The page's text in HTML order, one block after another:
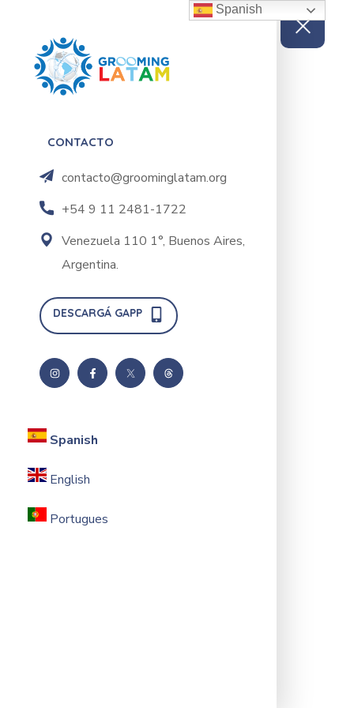
CONTACTO
contacto@groominglatam.org
+54 9 11 2481-1722
Venezuela 110 1°, Buenos Aires,
Argentina.
DESCARGÁ GAPP
Spanish
English
Portugues
Spanish